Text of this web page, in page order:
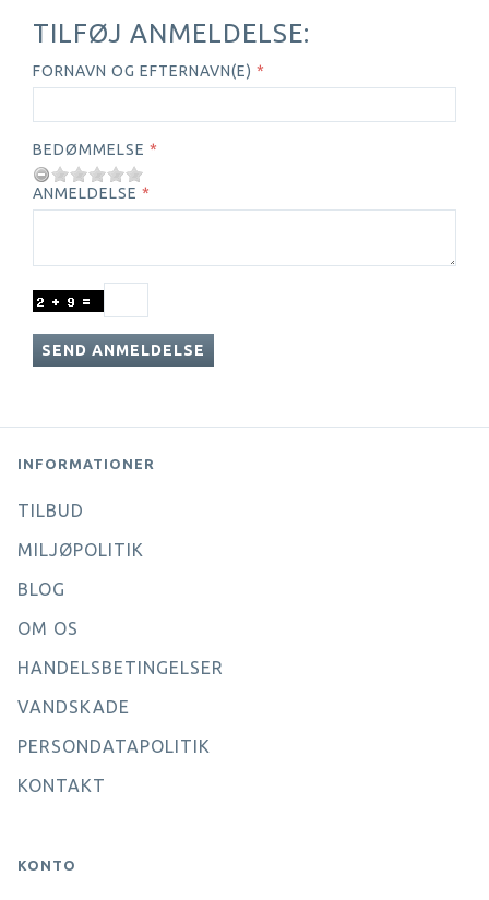
TILFØJ ANMELDELSE:
FORNAVN OG EFTERNAVN(E)
BEDØMMELSE
ANMELDELSE
SEND ANMELDELSE
INFORMATIONER
TILBUD
MILJØPOLITIK
BLOG
OM OS
HANDELSBETINGELSER
VANDSKADE
PERSONDATAPOLITIK
KONTAKT
KONTO